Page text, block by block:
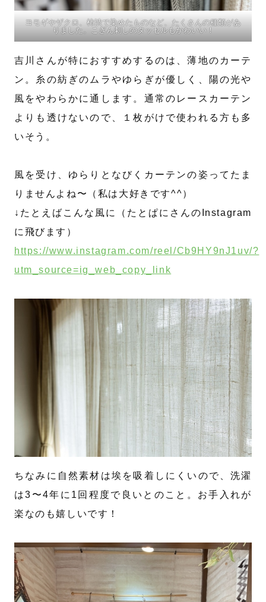
ヨモギやザクロ、柿渋で染めたものなど、たくさんの種類があ
りました。こぎん刺しのタッセルもかわいい！
吉川さんが特におすすめするのは、薄地のカーテ
ン。糸の紡ぎのムラやゆらぎが優しく、陽の光や
風をやわらかに通します。通常のレースカーテン
よりも透けないので、１枚がけで使われる方も多
いそう。
風を受け、ゆらりとなびくカーテンの姿ってたま
りませんよね〜（私は大好きです^^）
↓たとえばこんな風に（たとぱにさんのInstagram
に飛びます）
https://www.instagram.com/reel/Cb9HY9nJ1uv/?
utm_source=ig_web_copy_link
ちなみに自然素材は埃を吸着しにくいので、洗濯
は3〜4年に1回程度で良いとのこと。お手入れが
楽なのも嬉しいです！